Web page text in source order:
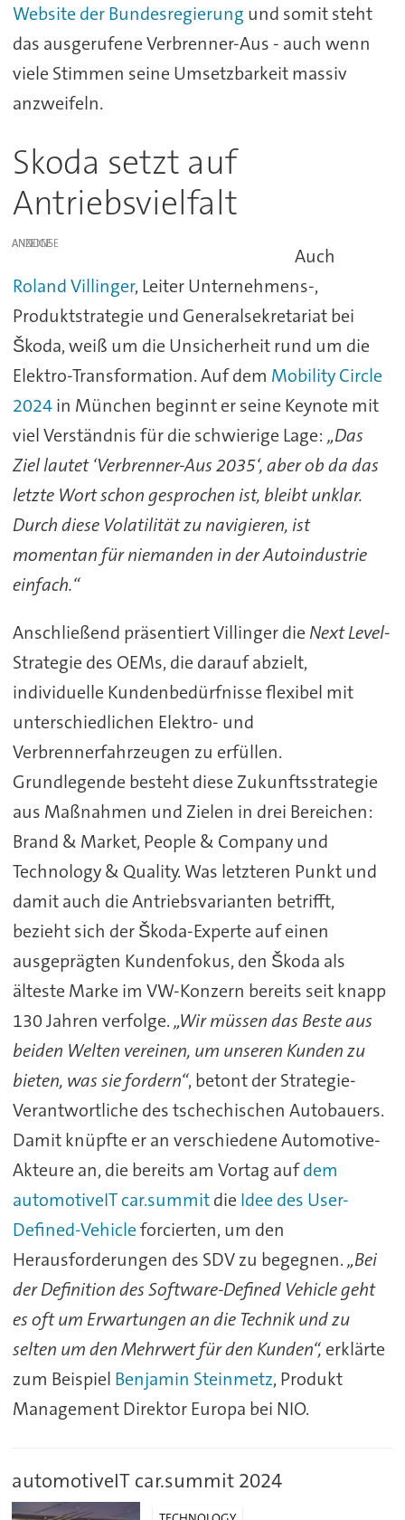
Website der Bundesregierung und somit steht
das ausgerufene Verbrenner-Aus - auch wenn
viele Stimmen seine Umsetzbarkeit massiv
anzweifeln.
Skoda setzt auf
Antriebsvielfalt
ANZEIGE
Auch
Roland Villinger, Leiter Unternehmens-,
Produktstrategie und Generalsekretariat bei
Škoda, weiß um die Unsicherheit rund um die
Elektro-Transformation. Auf dem Mobility Circle
2024in München beginnt er seine Keynote mit
viel Verständnis für die schwierige Lage: „Das
Ziel lautet ‘Verbrenner-Aus 2035‘, aber ob da das
letzte Wort schon gesprochen ist, bleibt unklar.
Durch diese Volatilität zu navigieren, ist
momentan für niemanden in der Autoindustrie
einfach.“
Anschließend präsentiert Villinger die Next Level-
Strategie des OEMs, die darauf abzielt,
individuelle Kundenbedürfnisse flexibel mit
unterschiedlichen Elektro- und
Verbrennerfahrzeugen zu erfüllen.
Grundlegende besteht diese Zukunftsstrategie
aus Maßnahmen und Zielen in drei Bereichen:
Brand & Market, People & Company und
Technology & Quality. Was letzteren Punkt und
damit auch die Antriebsvarianten betrifft,
bezieht sich der Škoda-Experte auf einen
ausgeprägten Kundenfokus, den Škoda als
älteste Marke im VW-Konzern bereits seit knapp
130 Jahren verfolge.„Wir müssen das Beste aus
beiden Welten vereinen, um unseren Kunden zu
bieten, was sie fordern“, betont der Strategie-
Verantwortliche des tschechischen Autobauers.
Damit knüpfte er an verschiedene Automotive-
Akteure an, die bereits am Vortag aufdem
automotiveIT car.summitdie Idee des User-
Defined-Vehicleforcierten, um den
Herausforderungen des SDV zu begegnen.„Bei
der Definition des Software-Defined Vehicle geht
es oft um Erwartungen an die Technik und zu
selten um den Mehrwert für den Kunden“, erklärte
zum Beispiel Benjamin Steinmetz, Produkt
Management Direktor Europa bei NIO.
automotiveIT car.summit 2024